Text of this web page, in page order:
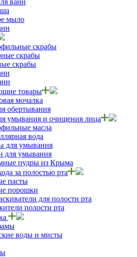
ванн
мыло
скрабы
скрабы
скрабы
товары
мочалка
обертывания
умывания и очищения лица
масла
вода
для умывания
для умывания
пудры из Крыма
за полостью рта
пасты
порошки
для полости рта
полости рта
воды и мисты